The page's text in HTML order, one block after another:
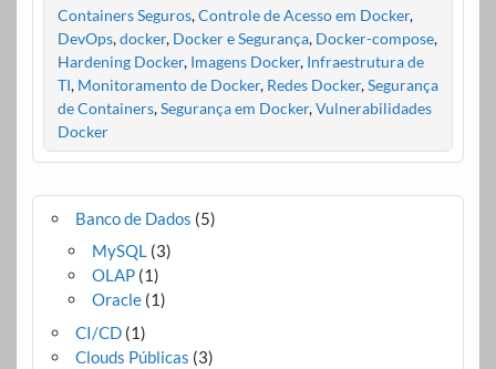
Containers Seguros,Controle de Acesso em Docker,
DevOps,docker, Docker e Segurança, Docker-compose,
Hardening Docker, Imagens Docker, Infraestrutura de
TI, Monitoramento de Docker, Redes Docker,Segurança
de Containers,Segurança em Docker,Vulnerabilidades
Docker
Banco de Dados (5)
MySQL(3)
OLAP(1)
Oracle(1)
CI/CD(1)
Clouds Públicas (3)